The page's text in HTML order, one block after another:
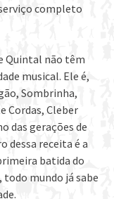
completo
Quintal não têm
musical. Ele é,
Sombrinha,
Cordas, Cleber
das gerações de
dessa receita é a
batida do
todo mundo já sabe